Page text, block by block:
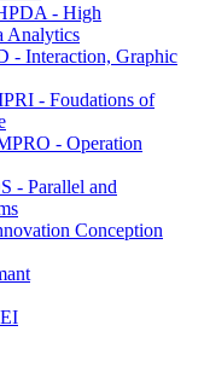
- High
Analytics
- Interaction, Graphic
- Foudations of
- Operation
- Parallel and
Conception